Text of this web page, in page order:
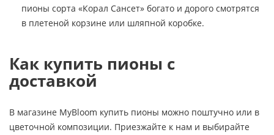
пионы сорта «Корал Сансет» богато и дорого смотрятся
в плетеной корзине или шляпной коробке.
Как купить пионы с
доставкой
В магазине MyBloom купить пионы можно поштучно или в
цветочной композиции. Приезжайте к нам и выбирайте